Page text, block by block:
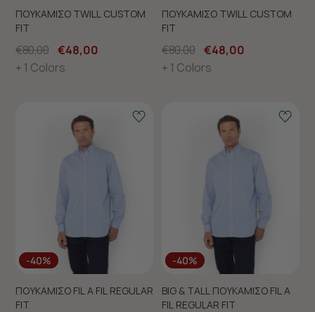
ΠΟΥΚΑΜΙΣΟ TWILL CUSTOM
FIT
€80,00 €48,00
+ 1 Colors
ΠΟΥΚΑΜΙΣΟ TWILL CUSTOM
FIT
€80,00 €48,00
+ 1 Colors
-40%
ΠΟΥΚΑΜΙΣΟ FIL A FIL REGULAR
FIT
-40%
BIG & TALL ΠΟΥΚΑΜΙΣΟ FIL A
FIL REGULAR FIT